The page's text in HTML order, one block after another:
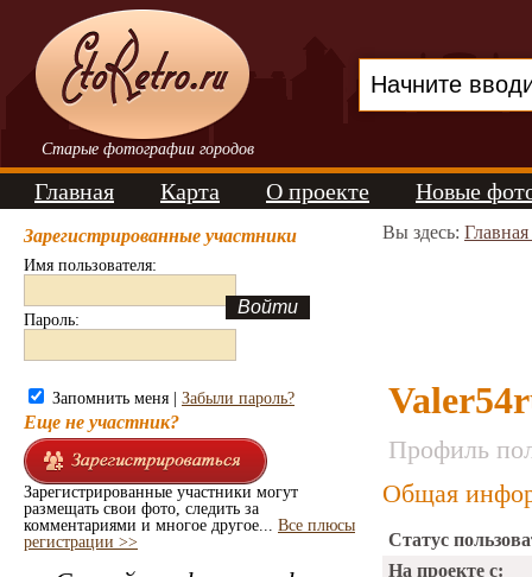
Старые фотографии городов
Главная Карта О проекте Новые
Зарегистрированные участники
Имя пользователя:
Пароль:
Запомнить меня | Забыли пароль?
Еще не участник?
Зарегистрированные участники могут
размещать свои фото, следить за
комментариями и многое другое... Все плюсы
регистрации >>
Вы здесь:
Профиль
Общая
Статус
На проекте с: